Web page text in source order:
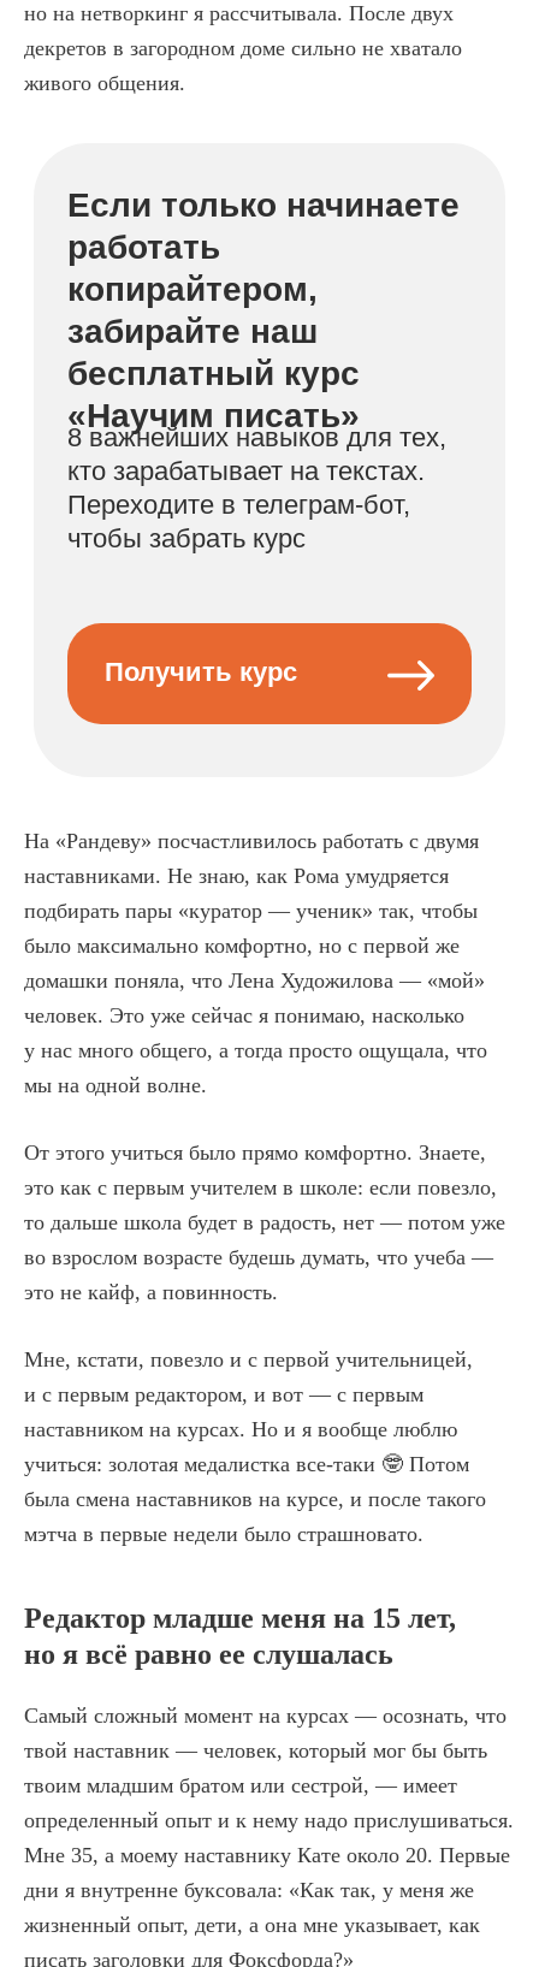
но на нетворкинг я рассчитывала. После двух
декретов в загородном доме сильно не хватало
живого общения.
На «Рандеву» посчастливилось работать с двумя
наставниками. Не знаю, как Рома умудряется
подбирать пары «куратор — ученик» так, чтобы
было максимально комфортно, но с первой же
домашки поняла, что Лена Художилова — «мой»
человек. Это уже сейчас я понимаю, насколько
у нас много общего, а тогда просто ощущала, что
мы на одной волне.
От этого учиться было прямо комфортно. Знаете,
это как с первым учителем в школе: если повезло,
то дальше школа будет в радость, нет — потом уже
во взрослом возрасте будешь думать, что учеба —
это не кайф, а повинность.
Мне, кстати, повезло и с первой учительницей,
и с первым редактором, и вот — с первым
наставником на курсах. Но и я вообще люблю
учиться: золотая медалистка все-таки 🤓 Потом
была смена наставников на курсе, и после такого
мэтча в первые недели было страшновато.
Редактор младше меня на 15 лет,
но я всё равно ее слушалась
Самый сложный момент на курсах — осознать, что
твой наставник — человек, который мог бы быть
твоим младшим братом или сестрой, — имеет
определенный опыт и к нему надо прислушиваться.
Мне 35, а моему наставнику Кате около 20. Первые
дни я внутренне буксовала: «Как так, у меня же
жизненный опыт, дети, а она мне указывает, как
писать заголовки для Фоксфорда?»